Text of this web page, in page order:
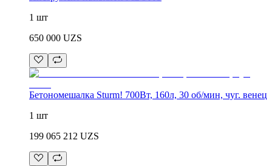
1 шт
650 000 UZS
Бетономешалка Sturm! 700Вт, 160л, 30 об/мин, чуг. венец
1 шт
199 065 212 UZS